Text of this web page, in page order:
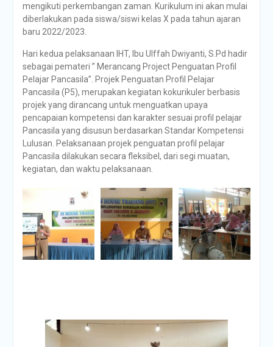
mengikuti perkembangan zaman. Kurikulum ini akan mulai
diberlakukan pada siswa/siswi kelas X pada tahun ajaran
baru 2022/2023.
Hari kedua pelaksanaan IHT, Ibu Ulffah Dwiyanti, S.Pd hadir
sebagai pemateri ” Merancang Project Penguatan Profil
Pelajar Pancasila”. Projek Penguatan Profil Pelajar
Pancasila (P5), merupakan kegiatan kokurikuler berbasis
projek yang dirancang untuk menguatkan upaya
pencapaian kompetensi dan karakter sesuai profil pelajar
Pancasila yang disusun berdasarkan Standar Kompetensi
Lulusan. Pelaksanaan projek penguatan profil pelajar
Pancasila dilakukan secara fleksibel, dari segi muatan,
kegiatan, dan waktu pelaksanaan.